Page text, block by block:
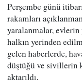
Perşembe günü
rakamları
yaralanmalar, evlerin
halkın yerinden
gelen haberlerde,
düştüğü ve sivillerin
aktarıldı.